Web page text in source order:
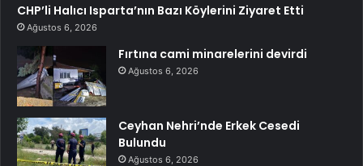
CHP’li Halıcı Isparta’nın Bazı Köylerini Ziyaret Etti
Ağustos 6, 2026
Fırtına cami minarelerini devirdi
Ağustos 6, 2026
Ceyhan Nehri’nde Erkek Cesedi
Bulundu
Ağustos 6, 2026